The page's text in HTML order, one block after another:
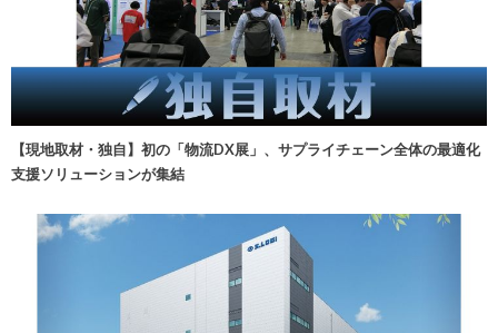
【現地取材・独自】初の「物流DX展」、サプライチェーン全体の最適化
支援ソリューションが集結